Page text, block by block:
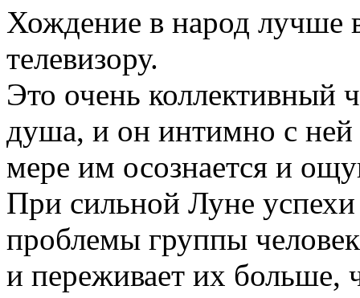
Хождение в народ лучше
телевизору.
Это очень коллективный
душа, и он интимно с ней
мере им осознается и
При сильной Луне
проблемы группы
и переживает их больше,